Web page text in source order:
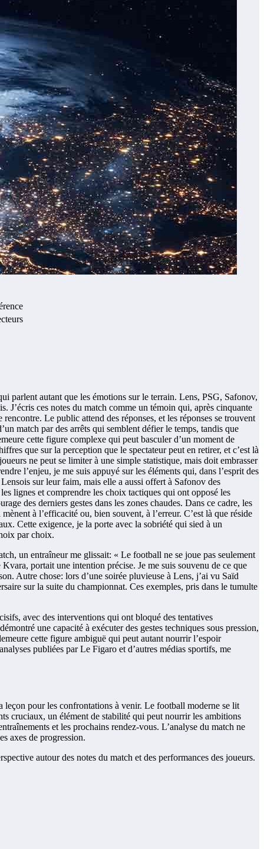
parlent autant que les émotions sur le terrain. Lens, PSG, Safonov,
J’écris ces notes du match comme un témoin qui, après cinquante
Le public attend des réponses, et les réponses se trouvent
match par des arrêts qui semblent défier le temps, tandis que
cette figure complexe qui peut basculer d’un moment de
que sur la perception que le spectateur peut en retirer, et c’est là
ne peut se limiter à une simple statistique, mais doit embrasser
l’enjeu, je me suis appuyé sur les éléments qui, dans l’esprit des
sur leur faim, mais elle a aussi offert à Safonov des
lignes et comprendre les choix tactiques qui ont opposé les
des derniers gestes dans les zones chaudes. Dans ce cadre, les
à l’efficacité ou, bien souvent, à l’erreur. C’est là que réside
Cette exigence, je la porte avec la sobriété qui sied à un
par choix.
un entraîneur me glissait: « Le football ne se joue pas seulement
portait une intention précise. Je me suis souvenu de ce que
Autre chose: lors d’une soirée pluvieuse à Lens, j’ai vu Saïd
sur la suite du championnat. Ces exemples, pris dans le tumulte
avec des interventions qui ont bloqué des tentatives
une capacité à exécuter des gestes techniques sous pression,
cette figure ambiguë qui peut autant nourrir l’espoir
publiées par Le Figaro et d’autres médias sportifs, me
leçon pour les confrontations à venir. Le football moderne se lit
cruciaux, un élément de stabilité qui peut nourrir les ambitions
et les prochains rendez-vous. L’analyse du match ne
axes de progression.
autour des notes du match et des performances des joueurs.